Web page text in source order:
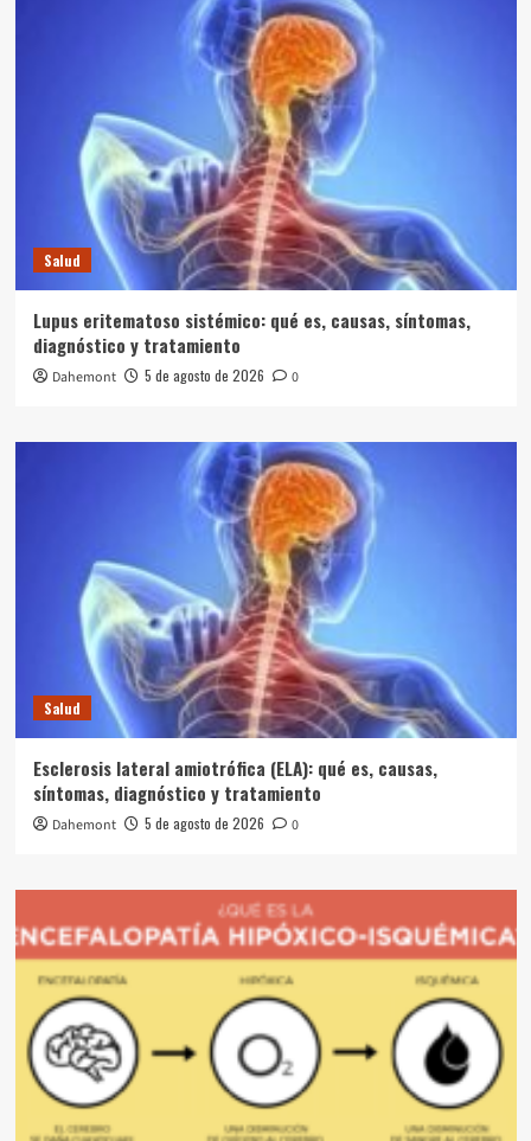
Salud
Lupus eritematoso sistémico: qué es, causas, síntomas,
diagnóstico y tratamiento
Dahemont 5 de agosto de 2026 0
Salud
Esclerosis lateral amiotrófica (ELA): qué es, causas,
síntomas, diagnóstico y tratamiento
Dahemont 5 de agosto de 2026 0